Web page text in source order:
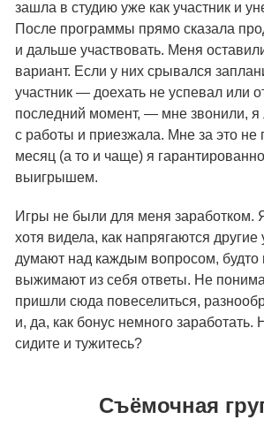
зашла в студию уже как участник и
После программы прямо сказала
и дальше участвовать. Меня
вариант. Если у них срывался
участник — доехать не успевал или
последний момент, — мне звонили, я
с работы и приезжала. Мне за это не
месяц (а то и чаще) я
выигрышем.
Игры не были для меня заработком.
хотя видела, как напрягаются другие
думают над каждым вопросом, будто
выжимают из себя ответы. Не
пришли сюда повеселиться,
и, да, как бонус немного заработать.
сидите и тужитесь?
Съёмочная